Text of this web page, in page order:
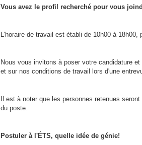
Vous avez le profil recherché pour vous
L'horaire de travail est établi de 10h00 à
Nous vous invitons à poser votre candidature
et sur nos conditions de travail lors d'une
Il est à noter que les personnes retenues
du poste.
Postuler à l'ÉTS, quelle idée de génie!